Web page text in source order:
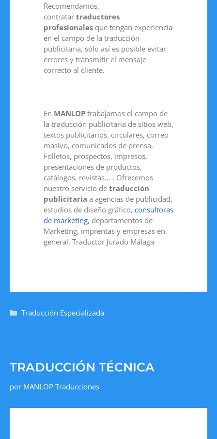
Recomendamos,
contratar traductores
profesionales que tengan experiencia
en el campo de la traducción
publicitaria, sólo así es posible evitar
errores y transmitir el mensaje
correcto al cliente.
En MANLOP trabajamos el campo de
la traducción publicitaria de sitios web,
textos publicitarios, circulares, correo
masivo, comunicados de prensa,
Folletos, prospectos, impresos,
presentaciones de productos,
catálogos, revistas… . Ofrecemos
nuestro servicio de traducción
publicitaria a agencias de publicidad,
estudios de diseño gráfico, consultoras
de marketing, departamentos de
Marketing, imprentas y empresas en
general. Traductor Jurado Málaga
Traducción Especializada
TRADUCCIÓN TÉCNICA
por MANLOP Traducciones